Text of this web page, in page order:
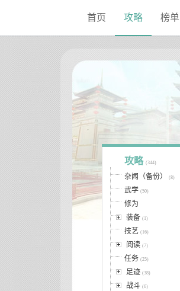
首页 攻略 榜单
攻略 (344)
杂闻（备份） (8)
武学 (50)
修为
装备 (1)
技艺 (16)
阅读 (7)
任务 (25)
足迹 (38)
战斗 (6)